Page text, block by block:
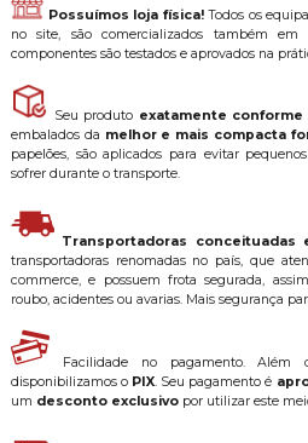
Possuímos loja física!Todos os
no site, são comercializados também
componentes são testados e aprovados na
Seu produto exatamente conforme
embalados da melhor e mais compacta
papelões, são aplicados para evitar
sofrer durante o transporte.
Transportadoras conceituadas
transportadoras renomadas no país, que
commerce, e possuem frota segurada,
roubo, acidentes ou avarias. Mais segurança
Facilidade no pagamento. Além
disponibilizamos o PIX. Seu pagamento é
um desconto exclusivopor utilizar este